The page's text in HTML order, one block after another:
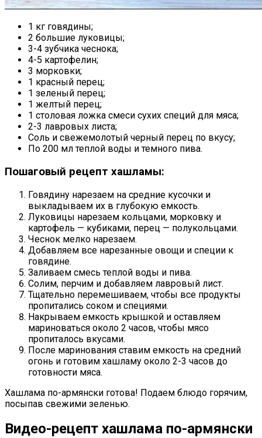
1 кг говядины;
2 большие луковицы;
3-4 зубчика чеснока;
4-5 картофелин;
3 морковки;
1 красный перец;
1 зеленый перец;
1 желтый перец;
1 столовая ложка смеси сухих специй для мяса;
2-3 лавровых листа;
Соль и свежемолотый черный перец по вкусу;
По 200 мл теплой воды и темного пива.
Пошаговый рецепт хашламы:
Говядину нарезаем на средние кусочки и
выкладываем их в глубокую емкость.
Луковицы нарезаем кольцами, морковку и
картофель — кубиками, перец — полукольцами.
Чеснок мелко нарезаем.
Добавляем все нарезанные овощи и специи к
говядине.
Заливаем смесь теплой воды и пива.
Солим, перчим и добавляем лавровый лист.
Тщательно перемешиваем, чтобы все продукты
пропитались соком и специями.
Накрываем емкость крышкой и оставляем
мариноваться около 2 часов, чтобы мясо
пропиталось вкусами.
После маринования ставим емкость на средний
огонь и готовим хашламу около 2-3 часов до
готовности мяса.
Хашлама по-армянски готова! Подаем блюдо горячим,
посыпав свежими зеленью.
Видео-рецепт хашлама по-армянски